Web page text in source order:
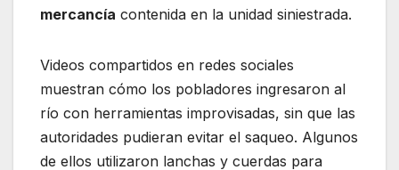
mercancía contenida en la unidad siniestrada.
Videos compartidos en redes sociales
muestran cómo los pobladores ingresaron al
río con herramientas improvisadas, sin que las
autoridades pudieran evitar el saqueo. Algunos
de ellos utilizaron lanchas y cuerdas para